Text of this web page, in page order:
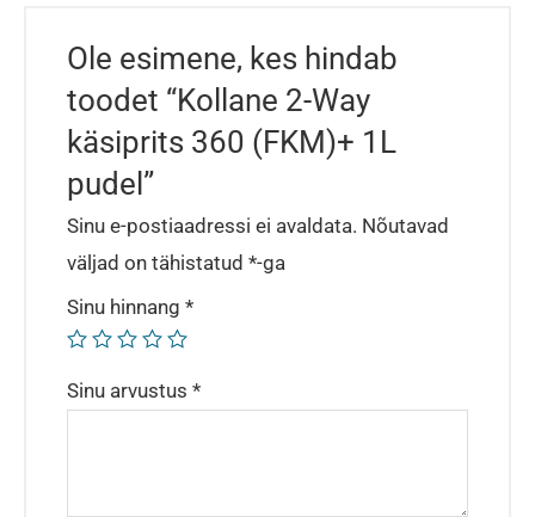
Ole esimene, kes hindab
toodet “Kollane 2-Way
käsiprits 360 (FKM)+ 1L
pudel”
Sinu e-postiaadressi ei avaldata. Nõutavad
väljad on tähistatud *-ga
Sinu hinnang *
Sinu arvustus *